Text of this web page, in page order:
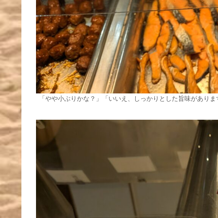
「やや小ぶりかな？」「いいえ、しっかりとした旨味がありま